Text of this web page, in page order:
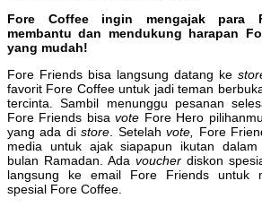
Fore Coffee ingin mengajak para
membantu dan mendukung harapan
yang mudah!
Fore Friends bisa langsung datang ke
favorit Fore Coffee untuk jadi teman
tercinta. Sambil menunggu pesanan
Fore Friends bisavote Fore Hero
yang ada distore . Setelahvote, Fore
media untuk ajak siapapun ikutan
bulan Ramadan. Ada voucher diskon
langsung ke email Fore Friends untuk
spesial Fore Coffee.